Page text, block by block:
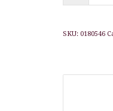
SKU: 0180546